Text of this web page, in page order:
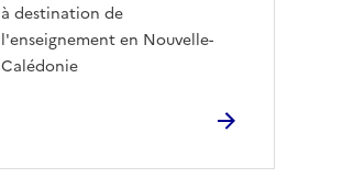
à destination de
l'enseignement en Nouvelle-
Calédonie